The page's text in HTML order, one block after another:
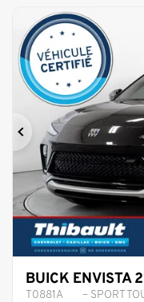
Précédent
BUICK ENVISTA
T0881A
– SPORT